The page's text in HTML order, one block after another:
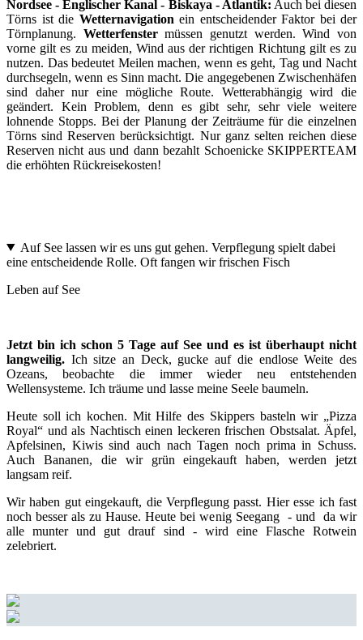
Nordsee - Englischer Kanal - Biskaya - Atlantik: Auch bei diesen
Törns ist die Wetternavigation ein entscheidender Faktor bei der
Törnplanung. Wetterfenstermüssen genutzt werden. Wind von
vorne gilt es zu meiden, Wind aus der richtigen Richtung gilt es zu
nutzen. Das bedeutet Meilen machen, wenn es geht, Tag und Nacht
durchsegeln, wenn es Sinn macht. Die angegebenen Zwischenhäfen
sind daher nur eine mögliche Route. Wetterabhängig wird die
geändert. Kein Problem, denn es gibt sehr, sehr viele weitere
lohnende Stopps. Bei der Planung der Zeiträume für die einzelnen
Törns sind Reserven berücksichtigt. Nur ganz selten reichen diese
Reserven nicht aus und dann bezahlt Schoenicke SKIPPERTEAM
die erhöhten Rückreisekosten!
Auf See lassen wir es uns gut gehen. Verpflegung spielt dabei
eine entscheidende Rolle. Oft fangen wir frischen Fisch
Leben auf See
Jetzt bin ich schon 5 Tage auf See und es ist überhaupt nicht
langweilig. Ich sitze an Deck, gucke auf die endlose Weite des
Ozeans, beobachte die immer wieder neu entstehenden
Wellensysteme. Ich träume und lasse meine Seele baumeln.
Heute soll ich kochen. Mit Hilfe des Skippers basteln wir „Pizza
Royal“ und als Nachtisch einen leckeren frischen Obstsalat. Äpfel,
Apfelsinen, Kiwis sind auch nach Tagen noch prima in Schuss.
Auch Bananen, die wir grün eingekauft haben, werden jetzt
langsam reif.
Wir haben gut eingekauft, die Verpflegung passt. Hier esse ich fast
noch besser als zu Hause. Heute bei wenig Seegang - und da wir
alle munter und gut drauf sind - wird eine Flasche Rotwein
zelebriert.